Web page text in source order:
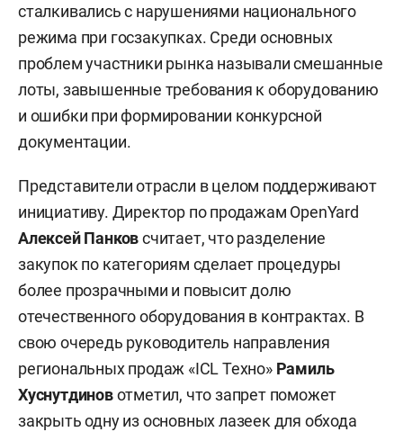
сталкивались с нарушениями национального
режима при госзакупках. Среди основных
проблем участники рынка называли смешанные
лоты, завышенные требования к оборудованию
и ошибки при формировании конкурсной
документации.
Представители отрасли в целом поддерживают
инициативу. Директор по продажам OpenYard
Алексей Панковсчитает, что разделение
закупок по категориям сделает процедуры
более прозрачными и повысит долю
отечественного оборудования в контрактах. В
свою очередь руководитель направления
региональных продаж «ICL Техно» Рамиль
Хуснутдиновотметил, что запрет поможет
закрыть одну из основных лазеек для обхода